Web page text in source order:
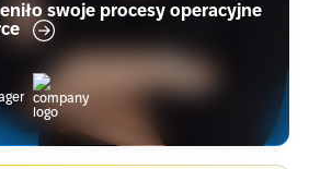
swoje procesy operacyjne